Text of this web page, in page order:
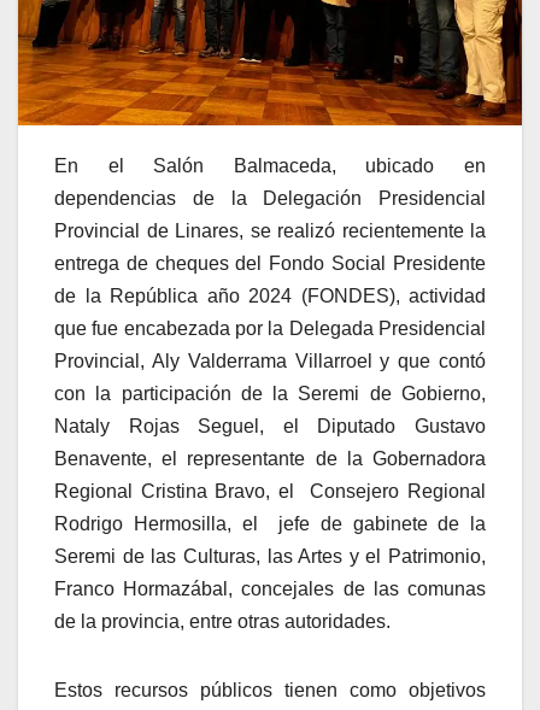
En el Salón Balmaceda, ubicado en
dependencias de la Delegación Presidencial
Provincial de Linares, se realizó recientemente la
entrega de cheques del Fondo Social Presidente
de la República año 2024 (FONDES), actividad
que fue encabezada por la Delegada Presidencial
Provincial, Aly Valderrama Villarroel y que contó
con la participación de la Seremi de Gobierno,
Nataly Rojas Seguel, el Diputado Gustavo
Benavente, el representante de la Gobernadora
Regional Cristina Bravo, el Consejero Regional
Rodrigo Hermosilla, el jefe de gabinete de la
Seremi de las Culturas, las Artes y el Patrimonio,
Franco Hormazábal, concejales de las comunas
de la provincia, entre otras autoridades.
Estos recursos públicos tienen como objetivos